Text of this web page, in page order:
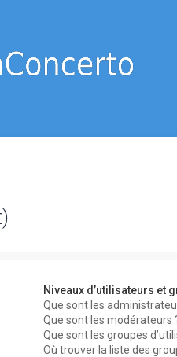
Niveaux d’utilisateurs et
Que sont les
Que sont les modérateurs
Que sont les groupes
Où trouver la liste des